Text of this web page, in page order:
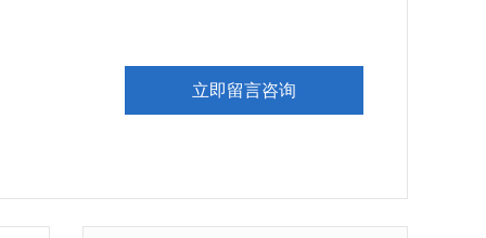
立即留言咨询